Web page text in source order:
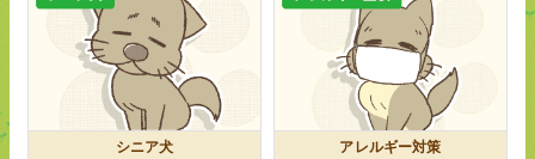
シニア犬 アレルギー対策